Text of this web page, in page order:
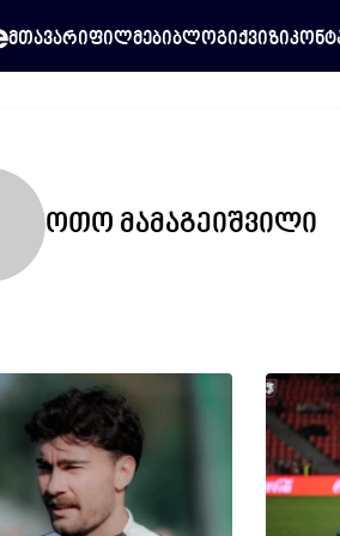
მთავარიფილმებიბლოგიქვიზი
ოთო მამაგეიშვილი